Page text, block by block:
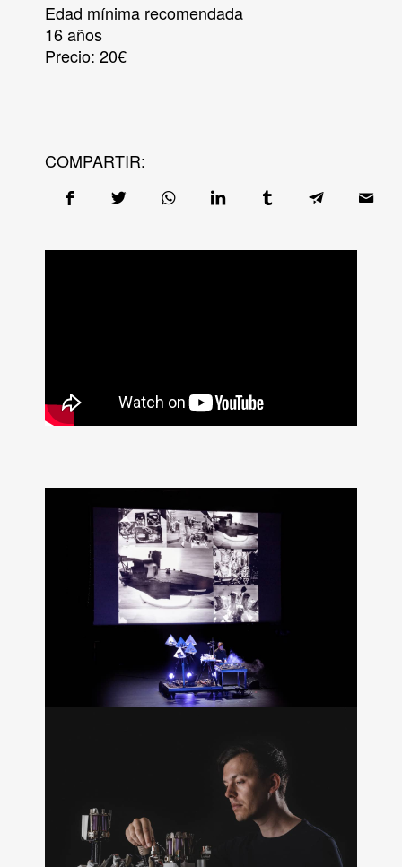
Edad mínima recomendada
16 años
Precio: 20€
COMPARTIR: